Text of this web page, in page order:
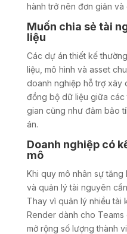
hành trở nên đơn giản
Muốn chia sẻ tài
liệu
Các dự án thiết kế
liệu, mô hình và asset
doanh nghiệp hỗ trợ xây
đồng bộ dữ liệu giữa các
gian cũng như đảm bảo
án.
Doanh nghiệp có
mô
Khi quy mô nhân sự
và quản lý tài nguyên
Thay vì quản lý nhiều tài
Render dành cho
mở rộng số lượng thành